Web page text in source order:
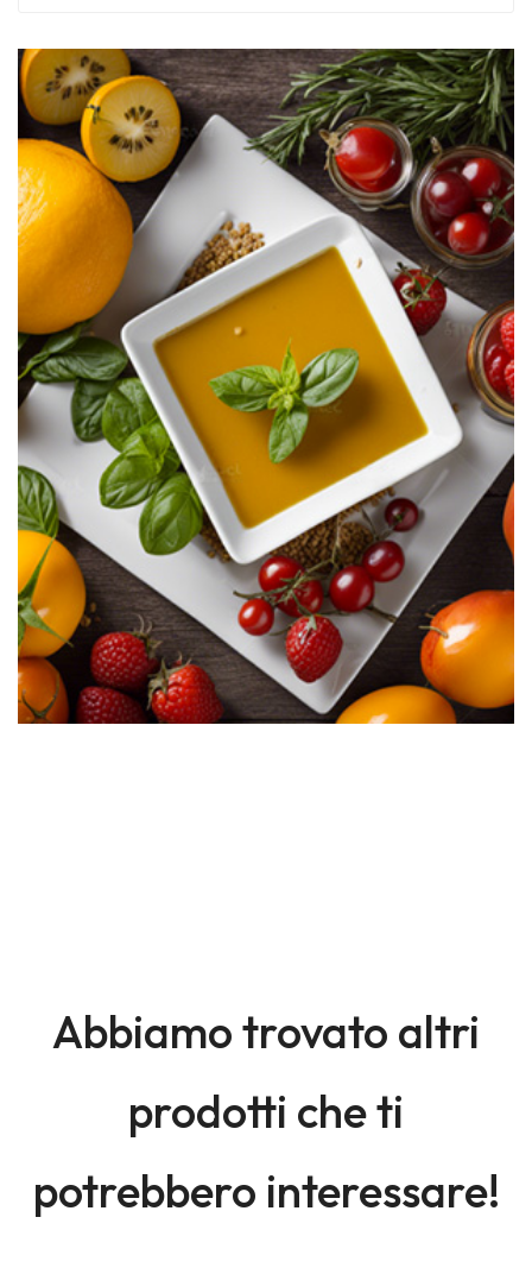
Abbiamo trovato altri
prodotti che ti
potrebbero interessare!